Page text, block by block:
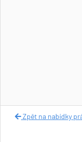
Zpět na nabídky